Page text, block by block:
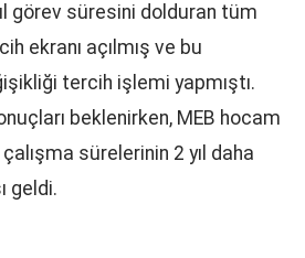
görev süresini dolduran tüm
ekranı açılmış ve bu
tercih işlemi yapmıştı.
beklenirken, MEB hocam
sürelerinin 2 yıl daha
geldi.